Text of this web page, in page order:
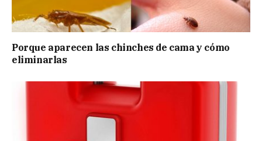
Porque aparecen las chinches de cama y cómo
eliminarlas